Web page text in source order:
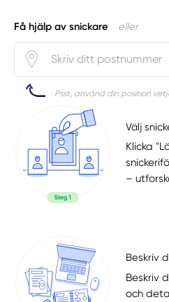
Få hjälp av snickare eller
Psst, använd din position
Välj
Klicka
–
Beskriv
Beskriv
och